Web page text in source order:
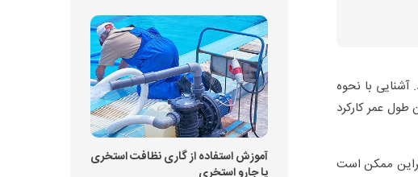
آشنایی با نحوه
طول عمر کارکرد
بنابراین ممکن است
آموزش استفاده از گاری نظافت استخری